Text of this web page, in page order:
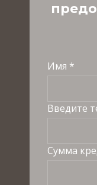
Имя *
Введите
Сумма